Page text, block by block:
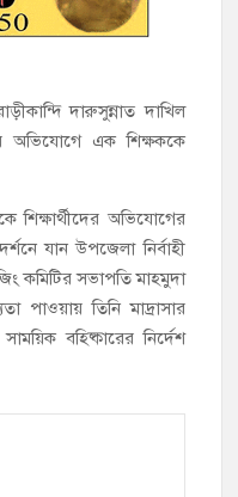
নিজ ঘরে আগুন, যুবক গ্রেফতার
দারুসুন্নাত দাখিল
অভিযোগে এক শিক্ষককে
শিক্ষার্থীদের অভিযোগের
যান উপজেলা নির্বাহী
কমিটির সভাপতি মাহমুদা
পাওয়ায় তিনি মাদ্রাসার
বহিষ্কারের নির্দেশ